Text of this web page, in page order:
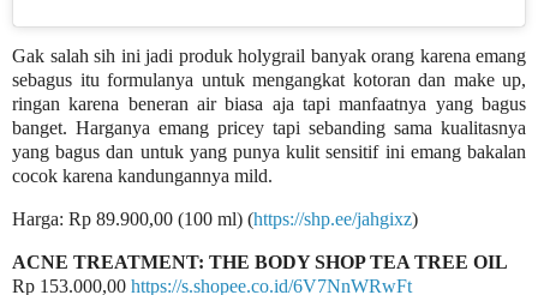
Gak salah sih ini jadi produk holygrail banyak orang karena emang
sebagus itu formulanya untuk mengangkat kotoran dan make up,
ringan karena beneran air biasa aja tapi manfaatnya yang bagus
banget. Harganya emang pricey tapi sebanding sama kualitasnya
yang bagus dan untuk yang punya kulit sensitif ini emang bakalan
cocok karena kandungannya mild.
Harga: Rp 89.900,00 (100 ml) (https://shp.ee/jahgixz)
ACNE TREATMENT: THE BODY SHOP TEA TREE OIL
Rp 153.000,00 https://s.shopee.co.id/6V7NnWRwFt